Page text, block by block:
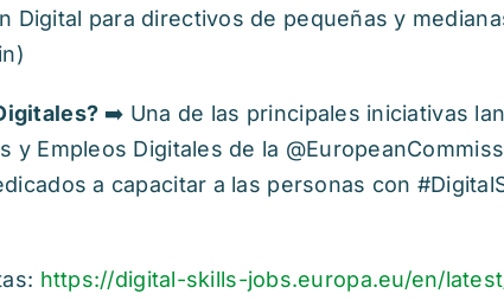
Digital para directivos de pequeñas y
➡️ Una de las principales iniciativas
Empleos Digitales de la
a capacitar a las personas con
https://digital-skills-jobs.europa.eu/en/